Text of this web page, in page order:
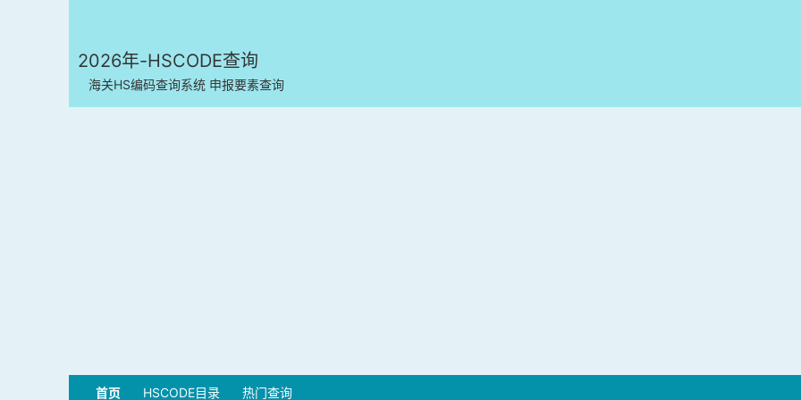
2026年-HSCODE查询
海关HS编码查询系统 申报要素查询
首页 HSCODE目录 热门查询